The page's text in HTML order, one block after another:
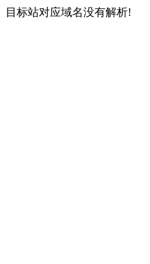
目标站对应域名没有解析!